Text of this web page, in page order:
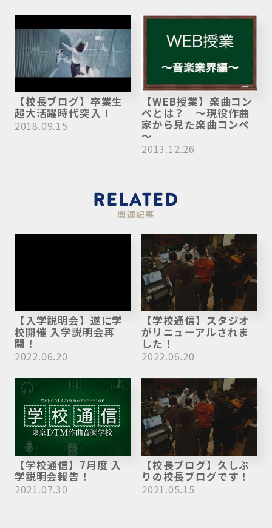
【校長ブログ】卒業生
超大活躍時代突入！
2018.09.15
【WEB授業】楽曲コン
ペとは？ ～現役作曲
家から見た楽曲コンペ
～
2013.12.26
RELATED
関連記事
【入学説明会】遂に学
校開催 入学説明会再
開！
2022.06.20
【学校通信】スタジオ
がリニューアルされま
した！
2022.06.20
【学校通信】7月度 入
学説明会報告！
2021.07.30
【校長ブログ】久しぶ
りの校長ブログです！
2021.05.15